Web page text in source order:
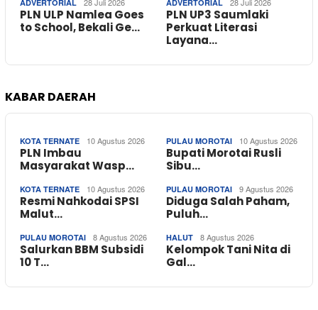
ADVERTORIAL
PLN ULP Namlea Goes
to School, Bekali Ge…
ADVERTORIAL
PLN UP3 Saumlaki
Perkuat Literasi
Layana…
KABAR DAERAH
KOTA TERNATE 10 Agustus 2026
PLN Imbau
Masyarakat Wasp…
PULAU MOROTAI 10 Agustus 2026
Bupati Morotai Rusli
Sibu…
KOTA TERNATE 10 Agustus 2026
Resmi Nahkodai SPSI
Malut…
PULAU MOROTAI 9 Agustus 2026
Diduga Salah Paham,
Puluh…
PULAU MOROTAI 8 Agustus 2026
Salurkan BBM Subsidi
10 T…
HALUT 8 Agustus 2026
Kelompok Tani Nita di
Gal…